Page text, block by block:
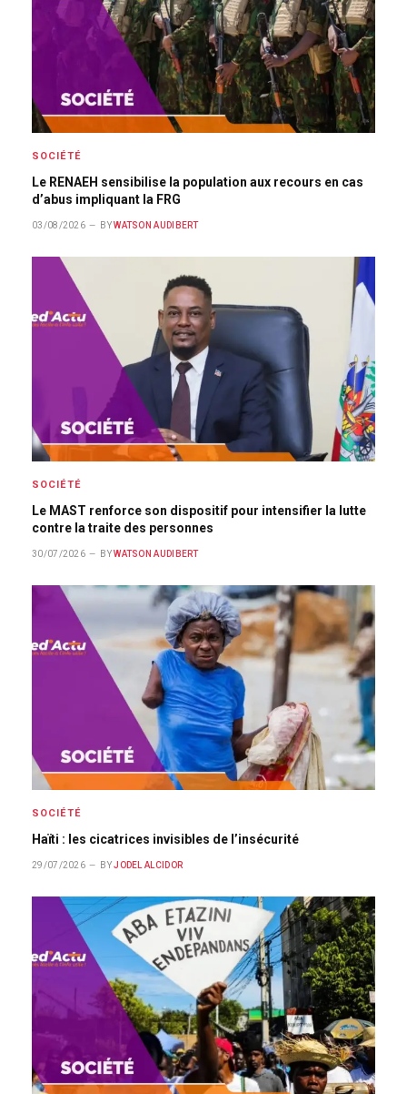
SOCIÉTÉ
Le RENAEH sensibilise la population aux recours en cas
d’abus impliquant la FRG
03/08/2026 BY WATSON AUDIBERT
SOCIÉTÉ
Le MAST renforce son dispositif pour intensifier la lutte
contre la traite des personnes
30/07/2026 BY WATSON AUDIBERT
SOCIÉTÉ
Haïti : les cicatrices invisibles de l’insécurité
29/07/2026 BY JODEL ALCIDOR